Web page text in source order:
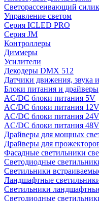
Светорассеивающий
Управление светом
Серия ICLED PRO
Серия JM
Контроллеры
Диммеры
Усилители
Декодеры DMX 512
Датчики движения, звука и
Блоки питания и драйверы
AC/DC блоки питания 5V
AC/DC блоки питания 12V
AC/DC блоки питания 24V
AC/DC блоки питания 48V
Драйверы для мощных
Драйверы для
Фасадные светильники
Светодиодные
Светильники
Ландшафтные
Светильники
Светодиодные